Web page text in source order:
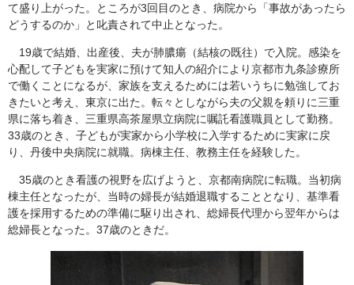
て盛り上がった。ところが3回目のとき、病院から「事故があったら
どうするのか」と叱責されて中止となった。
19歳で結婚、出産後、夫が肺膿瘍（結核の既往）で入院。感染を
心配して子どもを実家に預けて知人の紹介により京都市九条診療所
で働くことになるが、家族を支えるためには若いうちに勉強してお
きたいと考え、東京に出た。転々としながら夫の父親を頼りに三重
県に落ち着き、三重県高茶屋県立病院に嘱託看護職員として勤務。
33歳のとき、子どもが実家から小学校に入学するために実家に戻
り、丹後中央病院に就職。病棟主任、教務主任を経験した。
35歳のとき看護の視野を広げようと、京都南病院に転職。当初病
棟主任となったが、当時の婦長が結婚退職することとなり、基準看
護を採用するための準備に駆り出され、総婦長代理から翌年からは
総婦長となった。37歳のときだ。